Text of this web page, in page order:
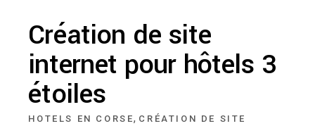
Création de site
internet pour hôtels 3
étoiles
HOTELS EN CORSE, CRÉATION DE SITE